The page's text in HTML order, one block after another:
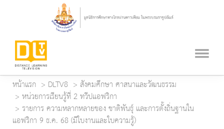
หน้าแรก DLTV8
สังคมศึกษา ศาสนาและวัฒนธรรม
หน่วยการเรียนรู้ที่ 2 ทวีปแอฟริกา
รายการ ความหลากหลายของ ชาติพันธุ์ และการตั้งถิ่นฐานใน
แอฟริกา 9 ธ.ค. 68 (มีใบงานและใบความรู้)